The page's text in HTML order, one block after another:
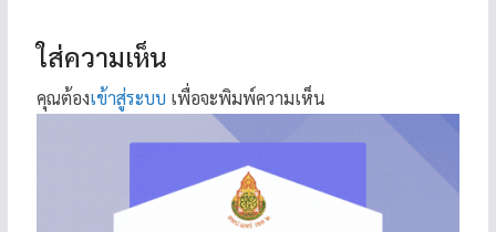
ใส่ความเห็น
คุณต้องเข้าสู่ระบบ เพื่อจะพิมพ์ความเห็น